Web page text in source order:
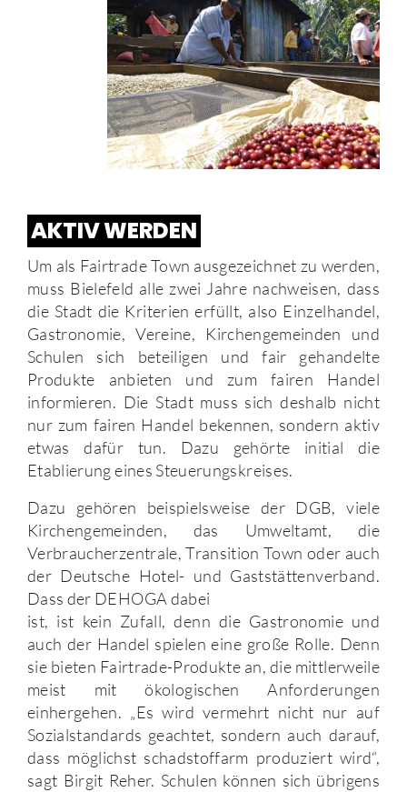
AKTIV WERDEN
Um als Fairtrade Town ausgezeichnet zu werden,
muss Bielefeld alle zwei Jahre nachweisen, dass
die Stadt die Kriterien erfüllt, also Einzelhandel,
Gastronomie, Vereine, Kirchengemeinden und
Schulen sich beteiligen und fair gehandelte
Produkte anbieten und zum fairen Handel
informieren. Die Stadt muss sich deshalb nicht
nur zum fairen Handel bekennen, sondern aktiv
etwas dafür tun. Dazu gehörte initial die
Etablierung eines Steuerungskreises.
Dazu gehören beispielsweise der DGB, viele
Kirchengemeinden, das Umweltamt, die
Verbraucherzentrale, Transition Town oder auch
der Deutsche Hotel- und Gaststättenverband.
Dass der DEHOGA dabei
ist, ist kein Zufall, denn die Gastronomie und
auch der Handel spielen eine große Rolle. Denn
sie bieten Fairtrade-Produkte an, die mittlerweile
meist mit ökologischen Anforderungen
einhergehen. „Es wird vermehrt nicht nur auf
Sozialstandards geachtet, sondern auch darauf,
dass möglichst schadstoffarm produziert wird“,
sagt Birgit Reher. Schulen können sich übrigens